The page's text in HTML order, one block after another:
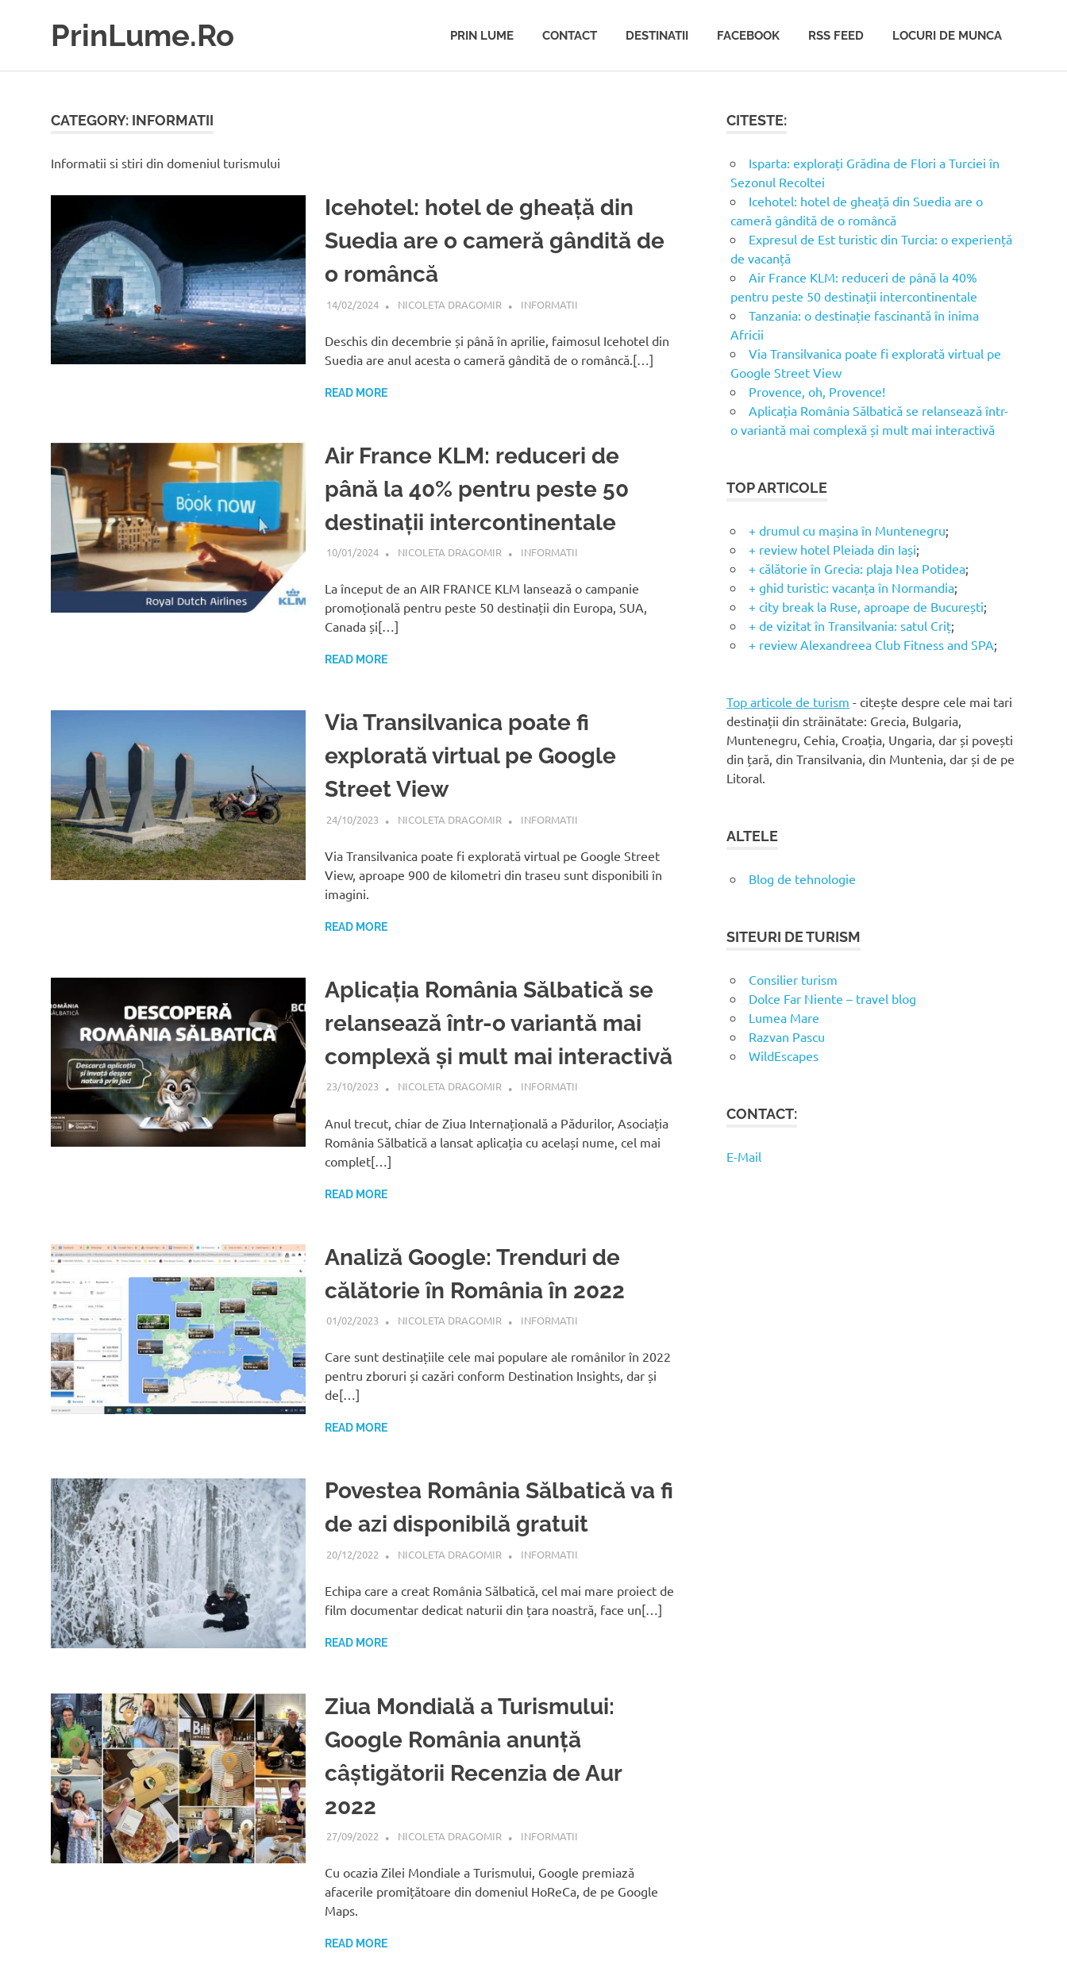
PrinLume.Ro
călătorii
prin
și
România
PRIN LUME CONTACT DESTINATII FACEBOOK RSS FEED LOCURI DE MUNCA
CATEGORY: INFORMATII
Informatii si stiri din domeniul turismului
Icehotel: hotel de gheață din
Suedia are o cameră gândită de
o româncă
14/02/2024 NICOLETA DRAGOMIR INFORMATII
Deschis din decembrie și până în aprilie, faimosul Icehotel din
Suedia are anul acesta o cameră gândită de o româncă.[…]
READ MORE
Air France KLM: reduceri de
până la 40% pentru peste 50
destinații intercontinentale
10/01/2024 NICOLETA DRAGOMIR INFORMATII
La început de an AIR FRANCE KLM lansează o campanie
promoțională pentru peste 50 destinații din Europa, SUA,
Canada și[…]
READ MORE
Via Transilvanica poate fi
explorată virtual pe Google
Street View
24/10/2023 NICOLETA DRAGOMIR INFORMATII
Via Transilvanica poate fi explorată virtual pe Google Street
View, aproape 900 de kilometri din traseu sunt disponibili în
imagini.
READ MORE
Aplicația România Sălbatică se
relansează într-o variantă mai
complexă și mult mai interactivă
23/10/2023 NICOLETA DRAGOMIR INFORMATII
Anul trecut, chiar de Ziua Internațională a Pădurilor, Asociația
România Sălbatică a lansat aplicația cu același nume, cel mai
complet[…]
READ MORE
Analiză Google: Trenduri de
călătorie în România în 2022
01/02/2023 NICOLETA DRAGOMIR INFORMATII
Care sunt destinațiile cele mai populare ale românilor în 2022
pentru zboruri și cazări conform Destination Insights, dar și
de[…]
READ MORE
Povestea România Sălbatică va fi
de azi disponibilă gratuit
20/12/2022 NICOLETA DRAGOMIR INFORMATII
Echipa care a creat România Sălbatică, cel mai mare proiect de
film documentar dedicat naturii din țara noastră, face un[…]
READ MORE
Ziua Mondială a Turismului:
Google România anunță
câștigătorii Recenzia de Aur
2022
27/09/2022 NICOLETA DRAGOMIR INFORMATII
Cu ocazia Zilei Mondiale a Turismului, Google premiază
afacerile promițătoare din domeniul HoReCa, de pe Google
Maps.
READ MORE
CITESTE:
Isparta: explorați Grădina de Flori a Turciei în
Sezonul Recoltei
Icehotel: hotel de gheață din Suedia are o
cameră gândită de o româncă
Expresul de Est turistic din Turcia: o experiență
de vacanță
Air France KLM: reduceri de până la 40%
pentru peste 50 destinații intercontinentale
Tanzania: o destinație fascinantă în inima
Africii
Via Transilvanica poate fi explorată virtual pe
Google Street View
Provence, oh, Provence!
Aplicația România Sălbatică se relansează într-
o variantă mai complexă și mult mai interactivă
TOP ARTICOLE
+ drumul cu mașina în Muntenegru;
+ review hotel Pleiada din Iași;
+ călătorie în Grecia: plaja Nea Potidea;
+ ghid turistic: vacanța în Normandia;
+ city break la Ruse, aproape de București;
+ de vizitat în Transilvania: satul Criț;
+ review Alexandreea Club Fitness and SPA;
Top articole de turism - citește despre cele mai tari
destinații din străinătate: Grecia, Bulgaria,
Muntenegru, Cehia, Croația, Ungaria, dar și povești
din țară, din Transilvania, din Muntenia, dar și de pe
Litoral.
ALTELE
Blog de tehnologie
SITEURI DE TURISM
Consilier turism
Dolce Far Niente – travel blog
Lumea Mare
Razvan Pascu
WildEscapes
CONTACT:
E-Mail